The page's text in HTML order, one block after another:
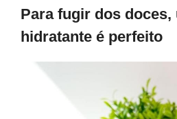
Para fugir dos doces,
hidratante é perfeito